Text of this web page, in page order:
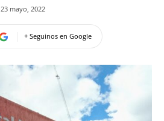
23 mayo, 2022
+ Seguinos en Google